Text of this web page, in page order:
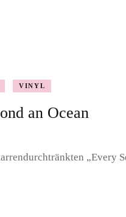
VINYL
an Ocean
„Every